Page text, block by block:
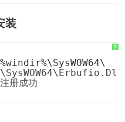
装
?
册成功